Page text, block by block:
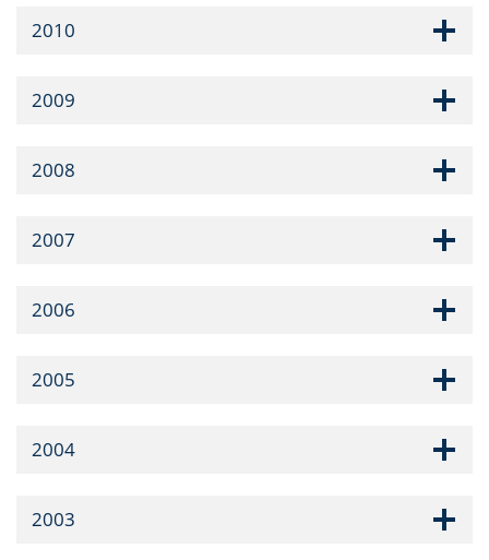
2010
2009
2008
2007
2006
2005
2004
2003